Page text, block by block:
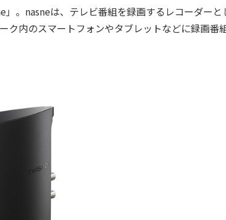
。nasneは、テレビ番組を録画するレコーダーと
ク内のスマートフォンやタブレットなどに録画番